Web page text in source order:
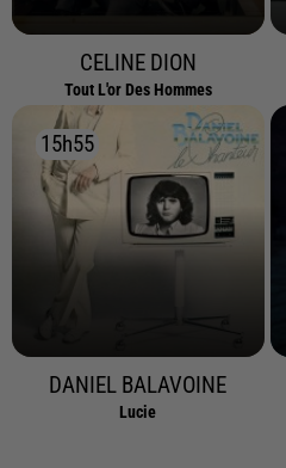
CELINE DION
Tout L'or Des Hommes
15h55
15h55
DANIEL BALAVOINE
Lucie